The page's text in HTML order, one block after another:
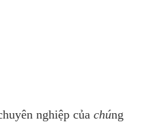
nghiệp của chúng